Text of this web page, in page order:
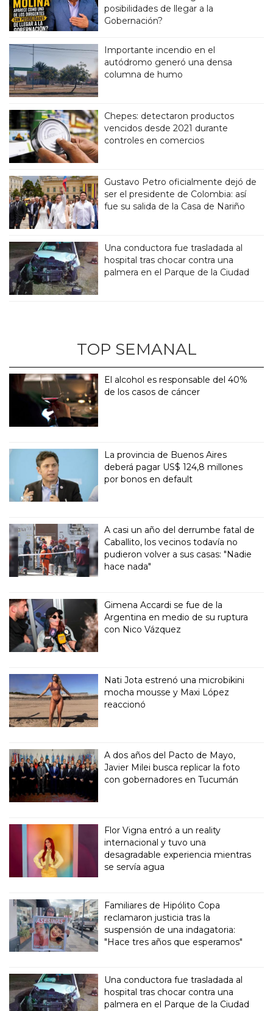
posibilidades de llegar a la
Gobernación?
Importante incendio en el
autódromo generó una densa
columna de humo
Chepes: detectaron productos
vencidos desde 2021 durante
controles en comercios
Gustavo Petro oficialmente dejó de
ser el presidente de Colombia: así
fue su salida de la Casa de Nariño
Una conductora fue trasladada al
hospital tras chocar contra una
palmera en el Parque de la Ciudad
TOP SEMANAL
El alcohol es responsable del 40%
de los casos de cáncer
La provincia de Buenos Aires
deberá pagar US$ 124,8 millones
por bonos en default
A casi un año del derrumbe fatal de
Caballito, los vecinos todavía no
pudieron volver a sus casas: "Nadie
hace nada"
Gimena Accardi se fue de la
Argentina en medio de su ruptura
con Nico Vázquez
Nati Jota estrenó una microbikini
mocha mousse y Maxi López
reaccionó
A dos años del Pacto de Mayo,
Javier Milei busca replicar la foto
con gobernadores en Tucumán
Flor Vigna entró a un reality
internacional y tuvo una
desagradable experiencia mientras
se servía agua
Familiares de Hipólito Copa
reclamaron justicia tras la
suspensión de una indagatoria:
"Hace tres años que esperamos"
Una conductora fue trasladada al
hospital tras chocar contra una
palmera en el Parque de la Ciudad